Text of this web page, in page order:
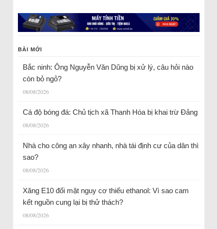
BÀI MỚI
Bắc ninh: Ông Nguyễn Văn Dũng bị xử lý, câu hỏi nào
còn bỏ ngỏ?
08/08/2026
Cá độ bóng đá: Chủ tịch xã Thanh Hóa bị khai trừ Đảng
08/08/2026
Nhà cho công an xây nhanh, nhà tái định cư của dân thì
sao?
08/08/2026
Xăng E10 đối mặt nguy cơ thiếu ethanol: Vì sao cam
kết nguồn cung lại bị thử thách?
08/08/2026